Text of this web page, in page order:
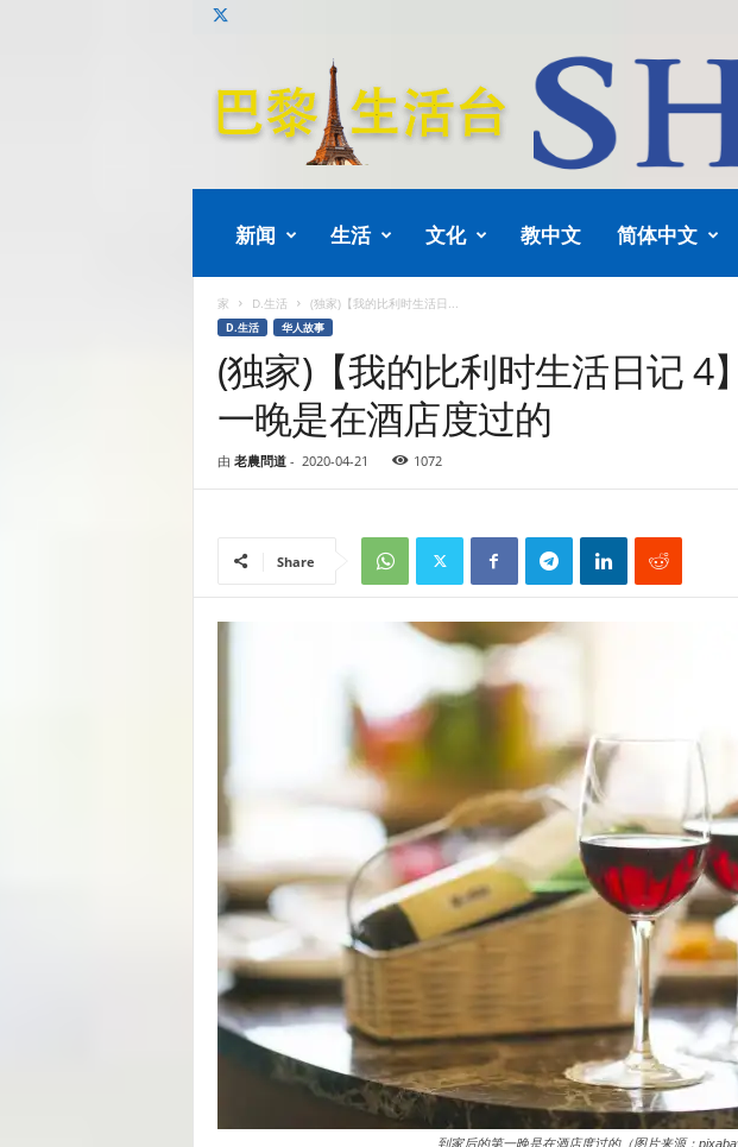
新闻 生活 文化 教中文 简体中文
家 D.生活 (独家)【我的比利时生活日...
D.生活 华人故事
(独家)【我的比利时生活日记 4
一晚是在酒店度过的
由 老農問道- 2020-04-21 1072
Share
到家后的第一晚是在酒店度过的（图片来源：